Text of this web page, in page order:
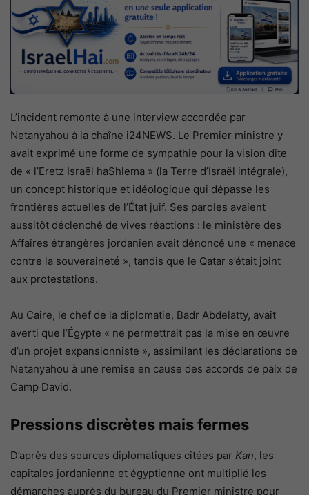
L’incident remonte à une interview accordée par
Netanyahou à la chaîne i24NEWS. Le Premier ministre y
avait exprimé une forme de sympathie pour la vision dite
de « l’Eretz Israël haShlema » (la Terre d’Israël intégrale),
un concept historique et idéologique qui dépasse les
frontières actuelles de l’État juif. Ses paroles avaient
aussitôt déclenché de vives réactions : le ministère des
Affaires étrangères jordanien avait dénoncé une « menace
contre la souveraineté », tandis que le Qatar s’était joint
aux protestations.
Au Caire, le chef de la diplomatie, Badr Abdelatty, avait
averti que l’Égypte « ne permettrait pas la mise en œuvre
d’un projet expansionniste », assimilant les déclarations de
Netanyahou à une remise en cause des accords de paix de
Camp David.
Pressions discrètes mais fermes
D’après des sources diplomatiques citées par Kan, les
capitales jordanienne et égyptienne ont multiplié les
démarches auprès du bureau du Premier ministre pour